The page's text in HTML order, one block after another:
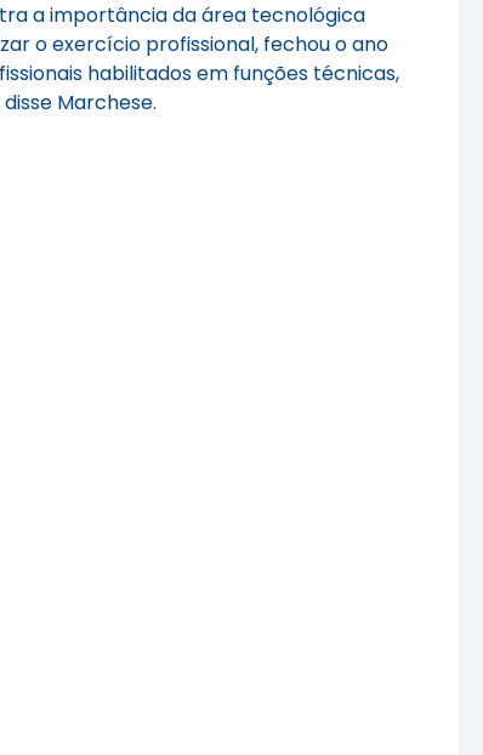
a importância da área tecnológica
o exercício profissional, fechou o ano
habilitados em funções técnicas,
Marchese.